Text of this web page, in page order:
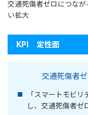
交通死傷者ゼロにつな
い拡大
KPI 定性面
交通死傷者
「スマートモビ
し、交通死傷者ゼ